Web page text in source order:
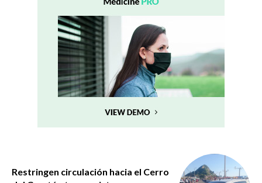
Restringen circulación hacia el Cerro